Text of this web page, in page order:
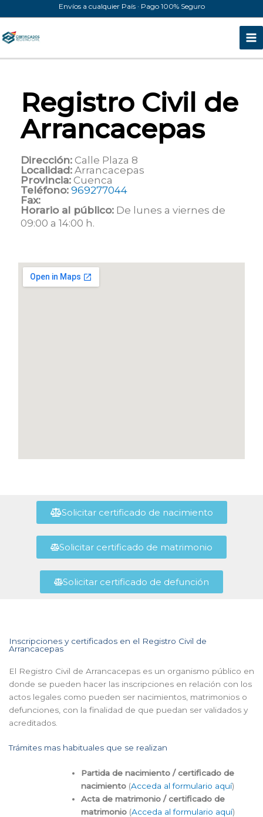
al
contenido
Envíos a cualquier País · Pago 100% Seguro
Registro Civil de
Arrancacepas
Dirección: Calle Plaza 8
Localidad: Arrancacepas
Provincia: Cuenca
Teléfono: 969277044
Fax:
Horario al público: De lunes a viernes de
09:00 a 14:00 h.
Solicitar certificado de nacimiento
Solicitar certificado de matrimonio
Solicitar certificado de defunción
Inscripciones y certificados en el Registro Civil de
Arrancacepas
El Registro Civil de Arrancacepas es un organismo público en
donde se pueden hacer las inscripciones en relación con los
actos legales como pueden ser nacimientos, matrimonios o
defunciones, con la finalidad de que puedan ser validados y
acreditados.
Trámites mas habituales que se realizan
Partida de nacimiento / certificado de
nacimiento (Acceda al formulario aquí)
Acta de matrimonio / certificado de
matrimonio (Acceda al formulario aquí)